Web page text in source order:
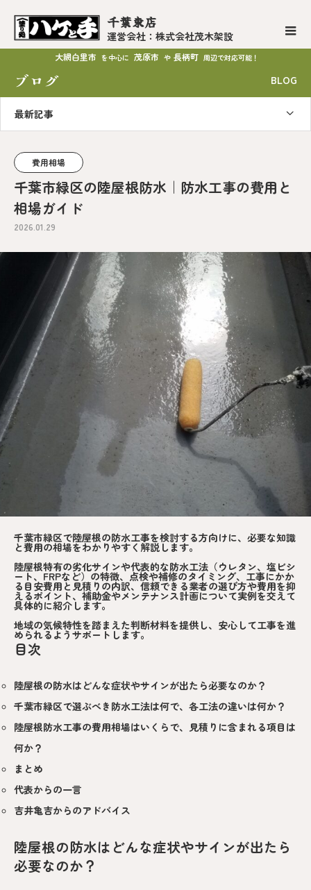
千葉東店
運営会社：株式会社茂木架設
大網白里市 を中心に 茂原市 や 長柄町 周辺で対応可能！
ブログ BLOG
最新記事
費用相場
千葉市緑区の陸屋根防水｜防水工事の費用と
相場ガイド
2026.01.29
千葉市緑区で陸屋根の防水工事を検討する方向けに、必要な知識
と費用の相場をわかりやすく解説します。
陸屋根特有の劣化サインや代表的な防水工法（ウレタン、塩ビシ
ート、FRPなど）の特徴、点検や補修のタイミング、工事にかか
る目安費用と見積りの内訳、信頼できる業者の選び方や費用を抑
えるポイント、補助金やメンテナンス計画について実例を交えて
具体的に紹介します。
地域の気候特性を踏まえた判断材料を提供し、安心して工事を進
められるようサポートします。
目次
陸屋根の防水はどんな症状やサインが出たら必要なのか？
千葉市緑区で選ぶべき防水工法は何で、各工法の違いは何か？
陸屋根防水工事の費用相場はいくらで、見積りに含まれる項目は
何か？
まとめ
代表からの一言
吉井亀吉からのアドバイス
陸屋根の防水はどんな症状やサインが出たら
必要なのか？